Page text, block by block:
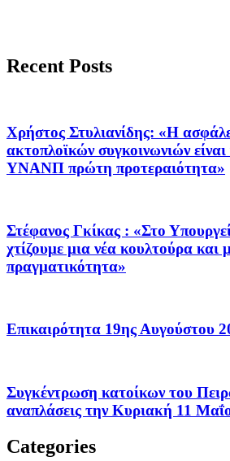
Recent Posts
Χρήστος Στυλιανίδης: «Η
ακτοπλοϊκών συγκοινωνιών
ΥΝΑΝΠ πρώτη προτεραιότητα»
Στέφανος Γκίκας : «Στο
χτίζουμε μια νέα κουλτούρα και
πραγματικότητα»
Επικαιρότητα 19ης Αυγούστου
Συγκέντρωση κατοίκων του
αναπλάσεις την Κυριακή 11
Categories